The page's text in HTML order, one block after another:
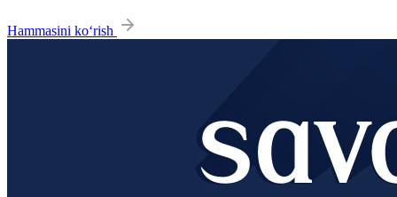
Hammasini ko‘rish